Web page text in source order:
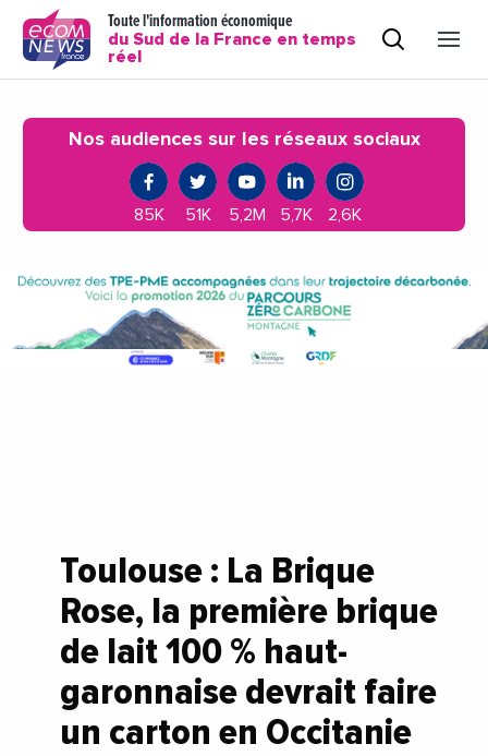
Toute l'information économique
du Sud de la France en temps
réel
Nos audiences sur les réseaux sociaux
85K 51K 5,2M 5,7K 2,6K
Toulouse : La Brique
Rose, la première brique
de lait 100 % haut-
garonnaise devrait faire
un carton en Occitanie